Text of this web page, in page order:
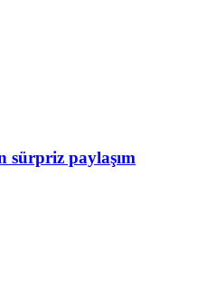
sürpriz paylaşım